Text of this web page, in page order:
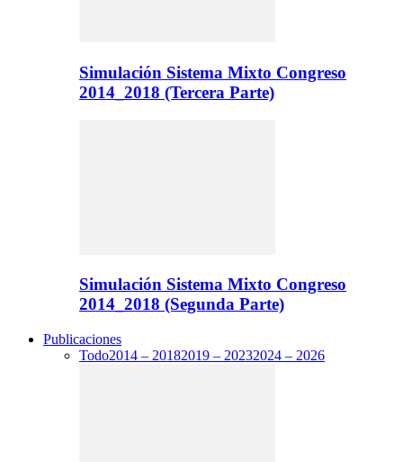
Simulación Sistema Mixto Congreso
2014_2018 (Tercera Parte)
Simulación Sistema Mixto Congreso
2014_2018 (Segunda Parte)
Publicaciones
Todo2014 – 20182019 – 20232024 – 2026